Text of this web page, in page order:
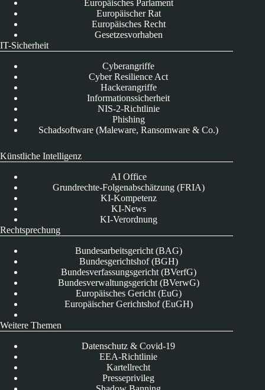
Europäisches Parlament
Europäischer Rat
Europäisches Recht
Gesetzesvorhaben
IT-Sicherheit
Cyberangriffe
Cyber Resilience Act
Hackerangriffe
Informationssicherheit
NIS-2-Richtlinie
Phishing
Schadsoftware (Maleware, Ransomware & Co.)
Künstliche Intelligenz
AI Office
Grundrechte-Folgenabschätzung (FRIA)
KI-Kompetenz
KI-News
KI-Verordnung
Rechtsprechung
Bundesarbeitsgericht (BAG)
Bundesgerichtshof (BGH)
Bundesverfassungsgericht (BVerfG)
Bundesverwaltungsgericht (BVerwG)
Europäisches Gericht (EuG)
Europäischer Gerichtshof (EuGH)
Weitere Themen
Datenschutz & Covid-19
EEA-Richtlinie
Kartellrecht
Presseprivileg